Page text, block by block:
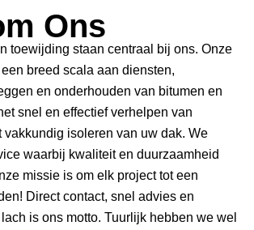
Ons
toewijding staan centraal bij ons. Onze
breed scala aan diensten,
en onderhouden van bitumen en
snel en effectief verhelpen van
vakkundig isoleren van uw dak. We
waarbij kwaliteit en duurzaamheid
missie is om elk project tot een
Direct contact, snel advies en
is ons motto. Tuurlijk hebben we wel